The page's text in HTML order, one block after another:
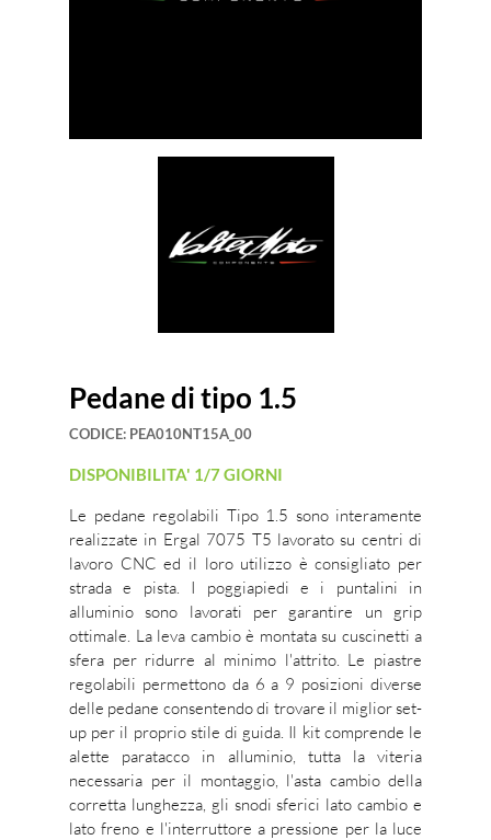
Pedane di tipo 1.5
CODICE: PEA010NT15A_00
DISPONIBILITA' 1/7 GIORNI
Le pedane regolabili Tipo 1.5 sono interamente
realizzate in Ergal 7075 T5 lavorato su centri di
lavoro CNC ed il loro utilizzo è consigliato per
strada e pista. I poggiapiedi e i puntalini in
alluminio sono lavorati per garantire un grip
ottimale. La leva cambio è montata su cuscinetti a
sfera per ridurre al minimo l'attrito. Le piastre
regolabili permettono da 6 a 9 posizioni diverse
delle pedane consentendo di trovare il miglior set-
up per il proprio stile di guida. Il kit comprende le
alette paratacco in alluminio, tutta la viteria
necessaria per il montaggio, l'asta cambio della
corretta lunghezza, gli snodi sferici lato cambio e
lato freno e l'interruttore a pressione per la luce